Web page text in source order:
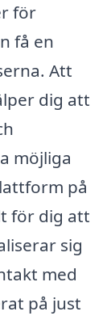
för
få en
Att
dig att
möjliga
på
för dig att
sig
med
på just